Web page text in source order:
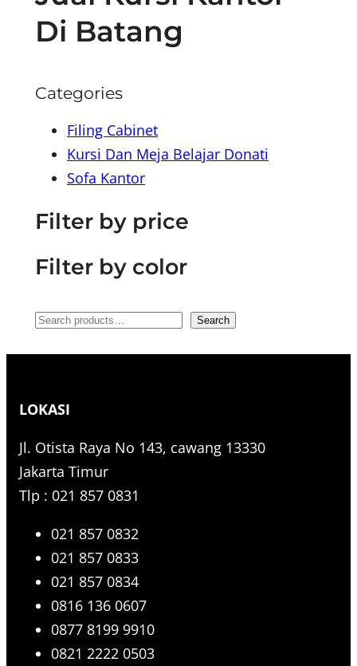
Di Batang
Categories
Filing Cabinet
Kursi Dan Meja Belajar Donati
Sofa Kantor
Filter by price
Filter by color
S
c
h
Search
LOKASI
Jl. Otista Raya No 143, cawang 13330
Jakarta Timur
Tlp : 021 857 0831
021 857 0832
021 857 0833
021 857 0834
0816 136 0607
0877 8199 9910
0821 2222 0503